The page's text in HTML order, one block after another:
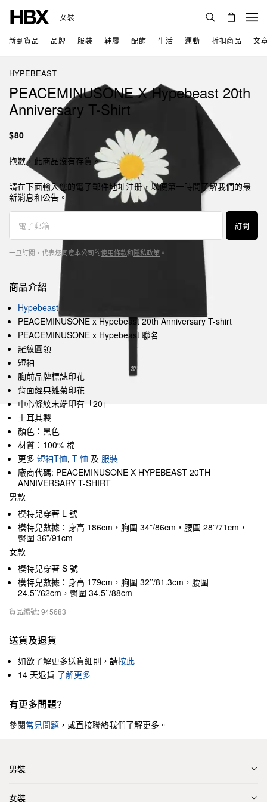
女裝
新到貨品 品牌 服裝 鞋履 配飾 生活 運動 折扣商品 文
HYPEBEAST
PEACEMINUSONE X Hypebeast 20th
Anniversary T-Shirt
$80
抱歉，此商品沒有存貨。
請在下面輸入您的電子郵件地址注册，以便第一時間了解我們的最
新消息和公告。
訂閱
一旦訂閱，代表您同意本公司的使用條款和隱私政策 。
商品介紹
Hypebeast
PEACEMINUSONE x Hypebeast 20th Anniversary T-shirt
PEACEMINUSONE x Hypebeast 聯名
羅紋圓領
短袖
胸前品牌標誌印花
背面經典雛菊印花
中心條紋末端印有「20」
土耳其製
顏色：黑色
材質：100% 棉
更多 短袖T恤, T 恤 及 服裝
廠商代碼: PEACEMINUSONE X HYPEBEAST 20TH
ANNIVERSARY T-SHIRT
男款
模特兒穿著 L 號
模特兒數據：身高 186cm，胸圍 34”/86cm，腰圍 28”/71cm，
臀圍 36”/91cm
女款
模特兒穿著 S 號
模特兒數據：身高 179cm，胸圍 32’’/81.3cm，腰圍
24.5’’/62cm，臀圍 34.5’’/88cm
貨品編號: 945683
送貨及退貨
如欲了解更多送貨細則，請按此
14 天退貨 了解更多
有更多問題?
參閱常見問題 ，或直接聯絡我們了解更多。
男裝
女裝